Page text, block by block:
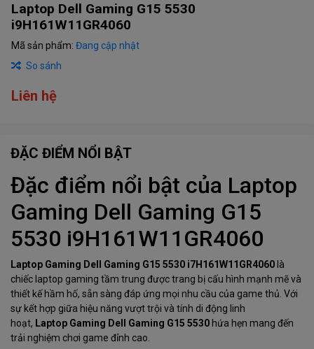
Laptop Dell Gaming G15 5530
i9H161W11GR4060
Mã sản phẩm: Đang cập nhật
So sánh
Liên hệ
ĐẶC ĐIỂM NỔI BẬT
Đặc điểm nổi bật của Laptop
Gaming Dell Gaming G15
5530 i9H161W11GR4060
Laptop Gaming Dell Gaming G15 5530 i7H161W11GR4060 là
chiếc laptop gaming tầm trung được trang bị cấu hình mạnh mẽ và
thiết kế hầm hố, sẵn sàng đáp ứng mọi nhu cầu của game thủ. Với
sự kết hợp giữa hiệu năng vượt trội và tính di động linh
hoạt, Laptop Gaming Dell Gaming G15 5530 hứa hẹn mang đến
trải nghiệm chơi game đỉnh cao.